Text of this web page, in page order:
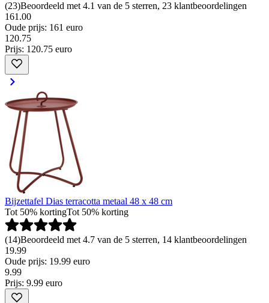
(23)Beoordeeld met 4.1 van de 5 sterren, 23 klantbeoordelingen
161.00
Oude prijs: 161 euro
120.75
Prijs: 120.75 euro
Bijzettafel Dias terracotta metaal 48 x 48 cm
Tot 50% kortingTot 50% korting
(14)Beoordeeld met 4.7 van de 5 sterren, 14 klantbeoordelingen
19.99
Oude prijs: 19.99 euro
9.99
Prijs: 9.99 euro